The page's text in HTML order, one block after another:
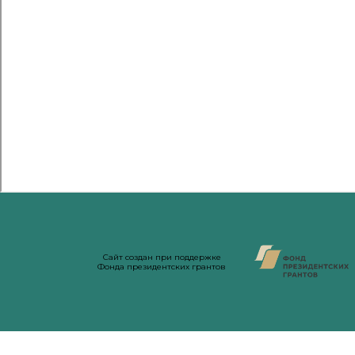
Сайт создан при поддержке
Фонда президентских грантов